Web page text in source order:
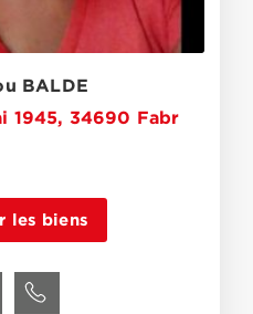
BALDE
1945, 34690 Fabr
les biens